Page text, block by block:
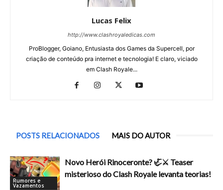
Lucas Felix
http://www.clashroyaledicas.com
ProBlogger, Goiano, Entusiasta dos Games da Supercell, por
criação de conteúdo pra internet e tecnologia! E claro, viciado
em Clash Royale...
POSTS RELACIONADOS MAIS DO AUTOR
Rumores e
Vazamentos
Novo Herói Rinoceronte? 🦏⚔️ Teaser
misterioso do Clash Royale levanta teorias!